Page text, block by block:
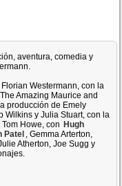
aventura, comedia y
Westermann, con la
Amazing Maurice and
producción de Emely
Wilkins y Julia Stuart, con la
Howe, con Hugh
Patel , Gemma Arterton,
Atherton, Joe Sugg y